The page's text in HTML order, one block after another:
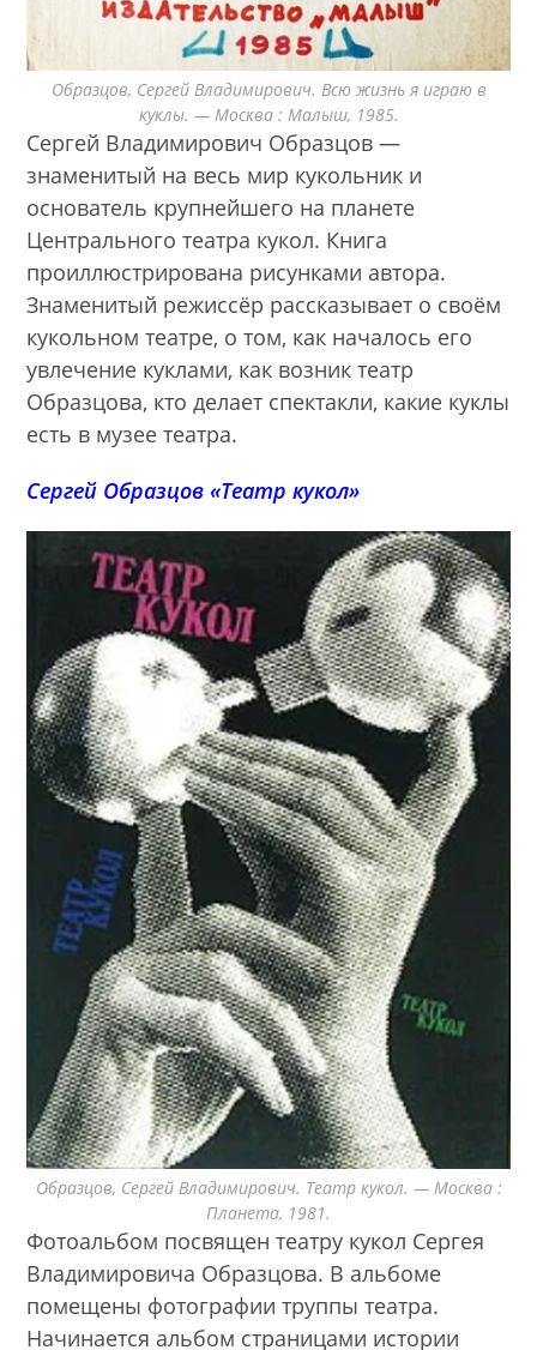
Образцов, Сергей Владимирович. Всю жизнь я играю в
куклы. — Москва : Малыш, 1985.
Сергей Владимирович Образцов —
знаменитый на весь мир кукольник и
основатель крупнейшего на планете
Центрального театра кукол. Книга
проиллюстрирована рисунками автора.
Знаменитый режиссёр рассказывает о своём
кукольном театре, о том, как началось его
увлечение куклами, как возник театр
Образцова, кто делает спектакли, какие куклы
есть в музее театра.
Сергей Образцов «Театр кукол»
Образцов, Сергей Владимирович. Театр кукол. — Москва :
Планета, 1981.
Фотоальбом посвящен театру кукол Сергея
Владимировича Образцова. В альбоме
помещены фотографии труппы театра.
Начинается альбом страницами истории